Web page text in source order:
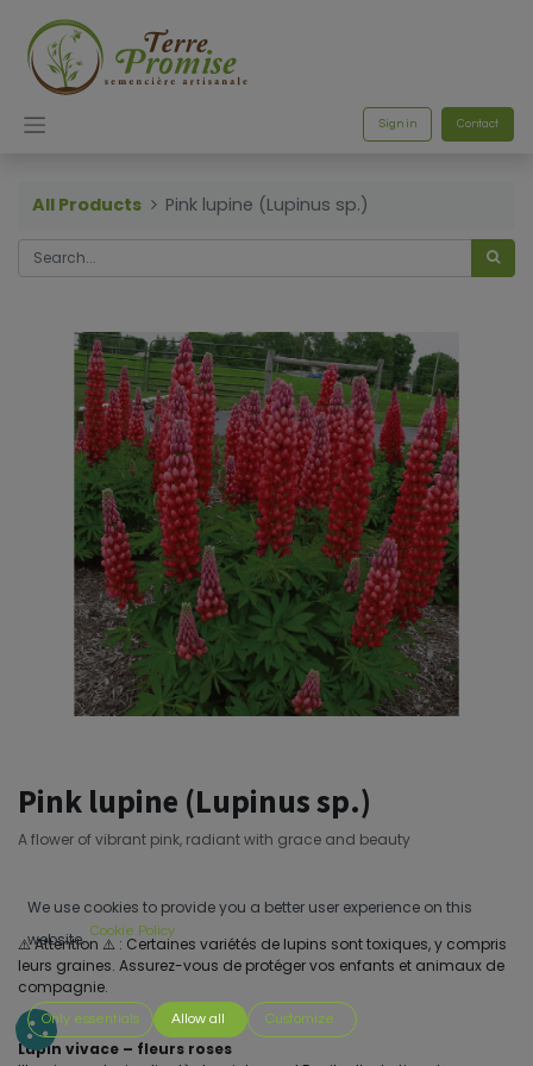
Sign in Contact
All Products Pink lupine (Lupinus sp.)
Pink lupine (Lupinus sp.)
A flower of vibrant pink, radiant with grace and beauty
⚠️ Attention ⚠️ : Certaines variétés de lupins sont toxiques, y compris
leurs graines. Assurez-vous de protéger vos enfants et animaux de
compagnie.
Lupin vivace – fleurs roses
We use cookies to provide you a better user experience on this
website. Cookie Policy
Only essentials Allow all Customize